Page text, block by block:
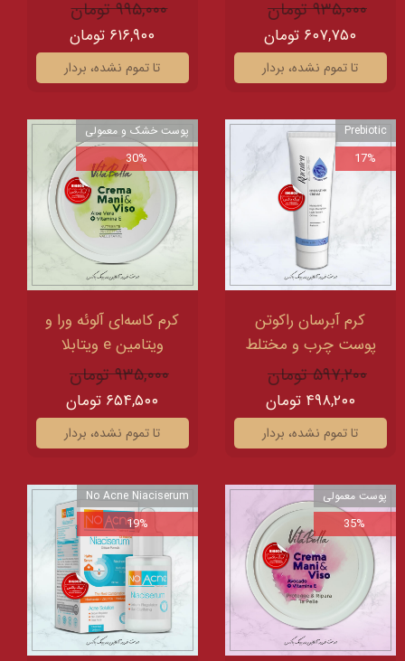
۹۳۵,۰۰۰ تومان
۶۰۷,۷۵۰ تومان
تا تموم نشده، بردار
۹۹۵,۰۰۰ تومان
۶۱۶,۹۰۰ تومان
تا تموم نشده، بردار
کرم آبرسان راکوتن
پوست‌ چرب و مختلط
۵۹۷,۲۰۰ تومان
۴۹۸,۲۰۰ تومان
تا تموم نشده، بردار
Prebiotic
17%
کرم کاسه‌ای آلوئه ورا و
ویتامین e ویتابلا
۹۳۵,۰۰۰ تومان
۶۵۴,۵۰۰ تومان
تا تموم نشده، بردار
پوست خشک و معمولی
30%
پوست معمولی
35%
No Acne Niaciserum
19%